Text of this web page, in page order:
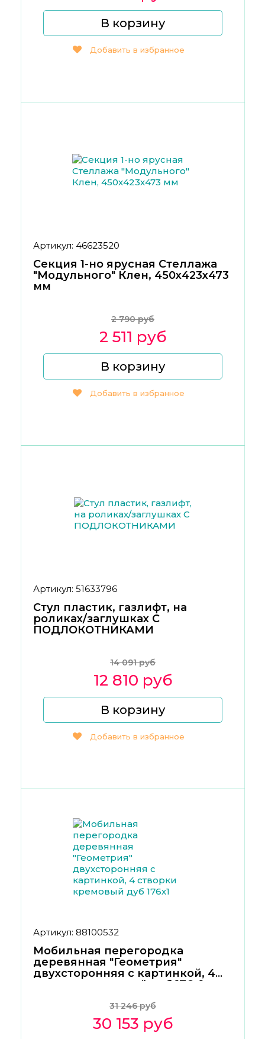
В корзину
Добавить в избранное
Артикул: 46623520
Секция 1-но ярусная Стеллажа
"Модульного" Клен, 450х423х473
мм
2 790 руб
2 511 руб
В корзину
Добавить в избранное
Артикул: 51633796
Стул пластик, газлифт, на
роликах/заглушках С
ПОДЛОКОТНИКАМИ
14 091 руб
12 810 руб
В корзину
Добавить в избранное
Артикул: 88100532
Мобильная перегородка
деревянная "Геометрия"
двухсторонняя с картинкой, 4
створки кремовый дуб 176х1
31 246 руб
30 153 руб